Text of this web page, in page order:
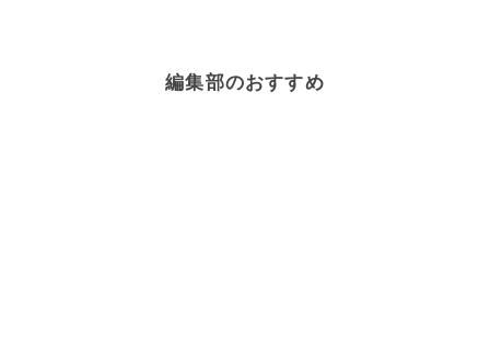
編集部のおすすめ